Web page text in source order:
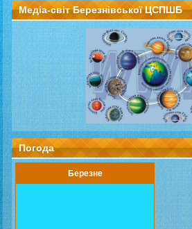
Медіа-світ Березнівської ЦСПШБ
Погода
Березне